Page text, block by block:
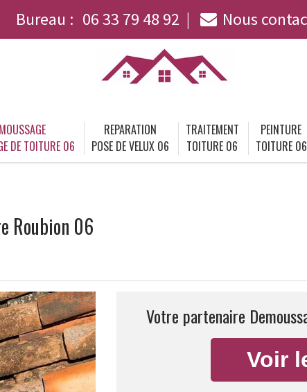
Bureau : 06 33 79 48 92 Nous
DE TOITURE 06
REPARATION
POSE DE VELUX 06
TRAITEMENT
TOITURE 06
PEINTURE
TOITURE 06
Roubion 06
Votre partenaire